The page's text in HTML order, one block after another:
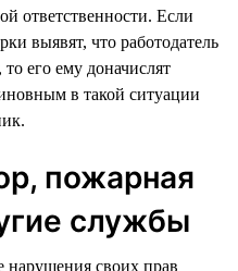
ответственности. Если
выявят, что работодатель
его ему доначислят
в такой ситуации
пожарная
службы
нарушения своих прав